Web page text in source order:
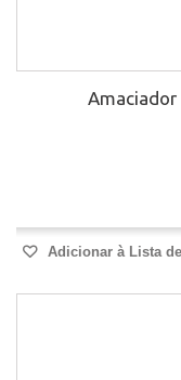
Amaciador
Adicionar à Lista